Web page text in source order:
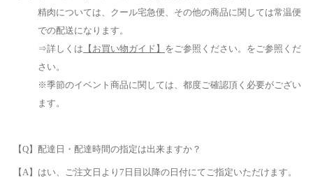
精肉については、クール宅急便、その他の商品に関しては常温便
での配送になります。
⇒詳しくは 【お買い物ガイド】 をご参照ください。をご参照くだ
さい。
※季節のイベント商品に関しては、都度ご確認頂く必要がござい
ます。
【Q】配達日・配達時間の指定は出来ますか？
【A】はい、ご注文日より7日目以降の日付にてご指定いただけます。